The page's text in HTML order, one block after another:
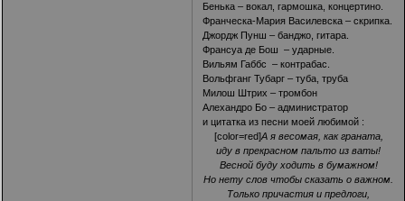
Бенька – вокал, гармошка, концертино.
Франческа-Мария Василевска – скрипка.
Джордж Пунш – банджо, гитара.
Франсуа де Бош – ударные.
Вильям Габбс – контрабас.
Вольфганг Тубарг – туба, труба
Милош Штрих – тромбон
Алехандро Бо – администратор
и цитатка из песни моей любимой :
[color=red]А я весомая, как граната,
иду в прекрасном пальто из ваты!
Весной буду ходить в бумажном!
Но нету слов чтобы сказать о важном.
Только причастия и предлоги,